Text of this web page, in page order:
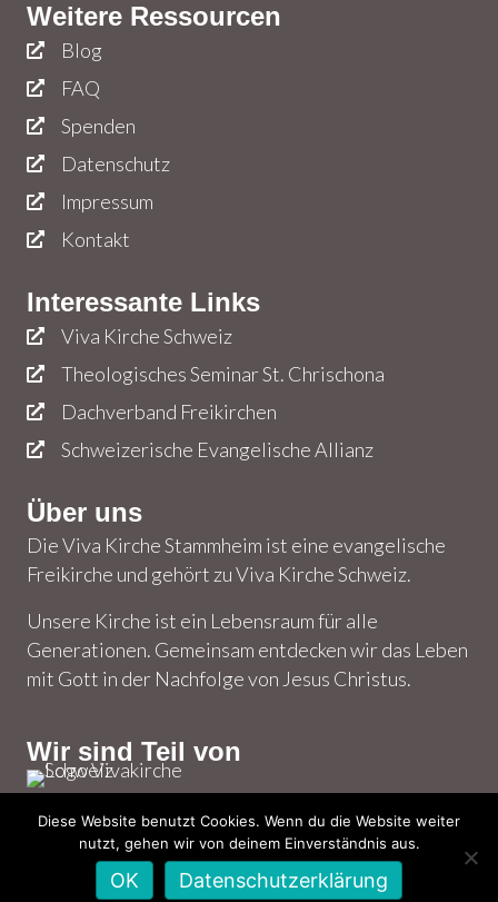
Weitere Ressourcen
Blog
FAQ
Spenden
Datenschutz
Impressum
Kontakt
Interessante Links
Viva Kirche Schweiz
Theologisches Seminar St. Chrischona
Dachverband Freikirchen
Schweizerische Evangelische Allianz
Über uns
Die Viva Kirche Stammheim ist eine evangelische
Freikirche und gehört zu Viva Kirche Schweiz.
Unsere Kirche ist ein Lebensraum für alle
Generationen. Gemeinsam entdecken wir das Leben
mit Gott in der Nachfolge von Jesus Christus.
Wir sind Teil von
© 2026 Viva Kirche Stammheim – Alle Rechte
vorbehalten. | Powered byCreators Bundle
Diese Website benutzt Cookies. Wenn du die Website weiter
nutzt, gehen wir von deinem Einverständnis aus.
OK Datenschutzerklärung